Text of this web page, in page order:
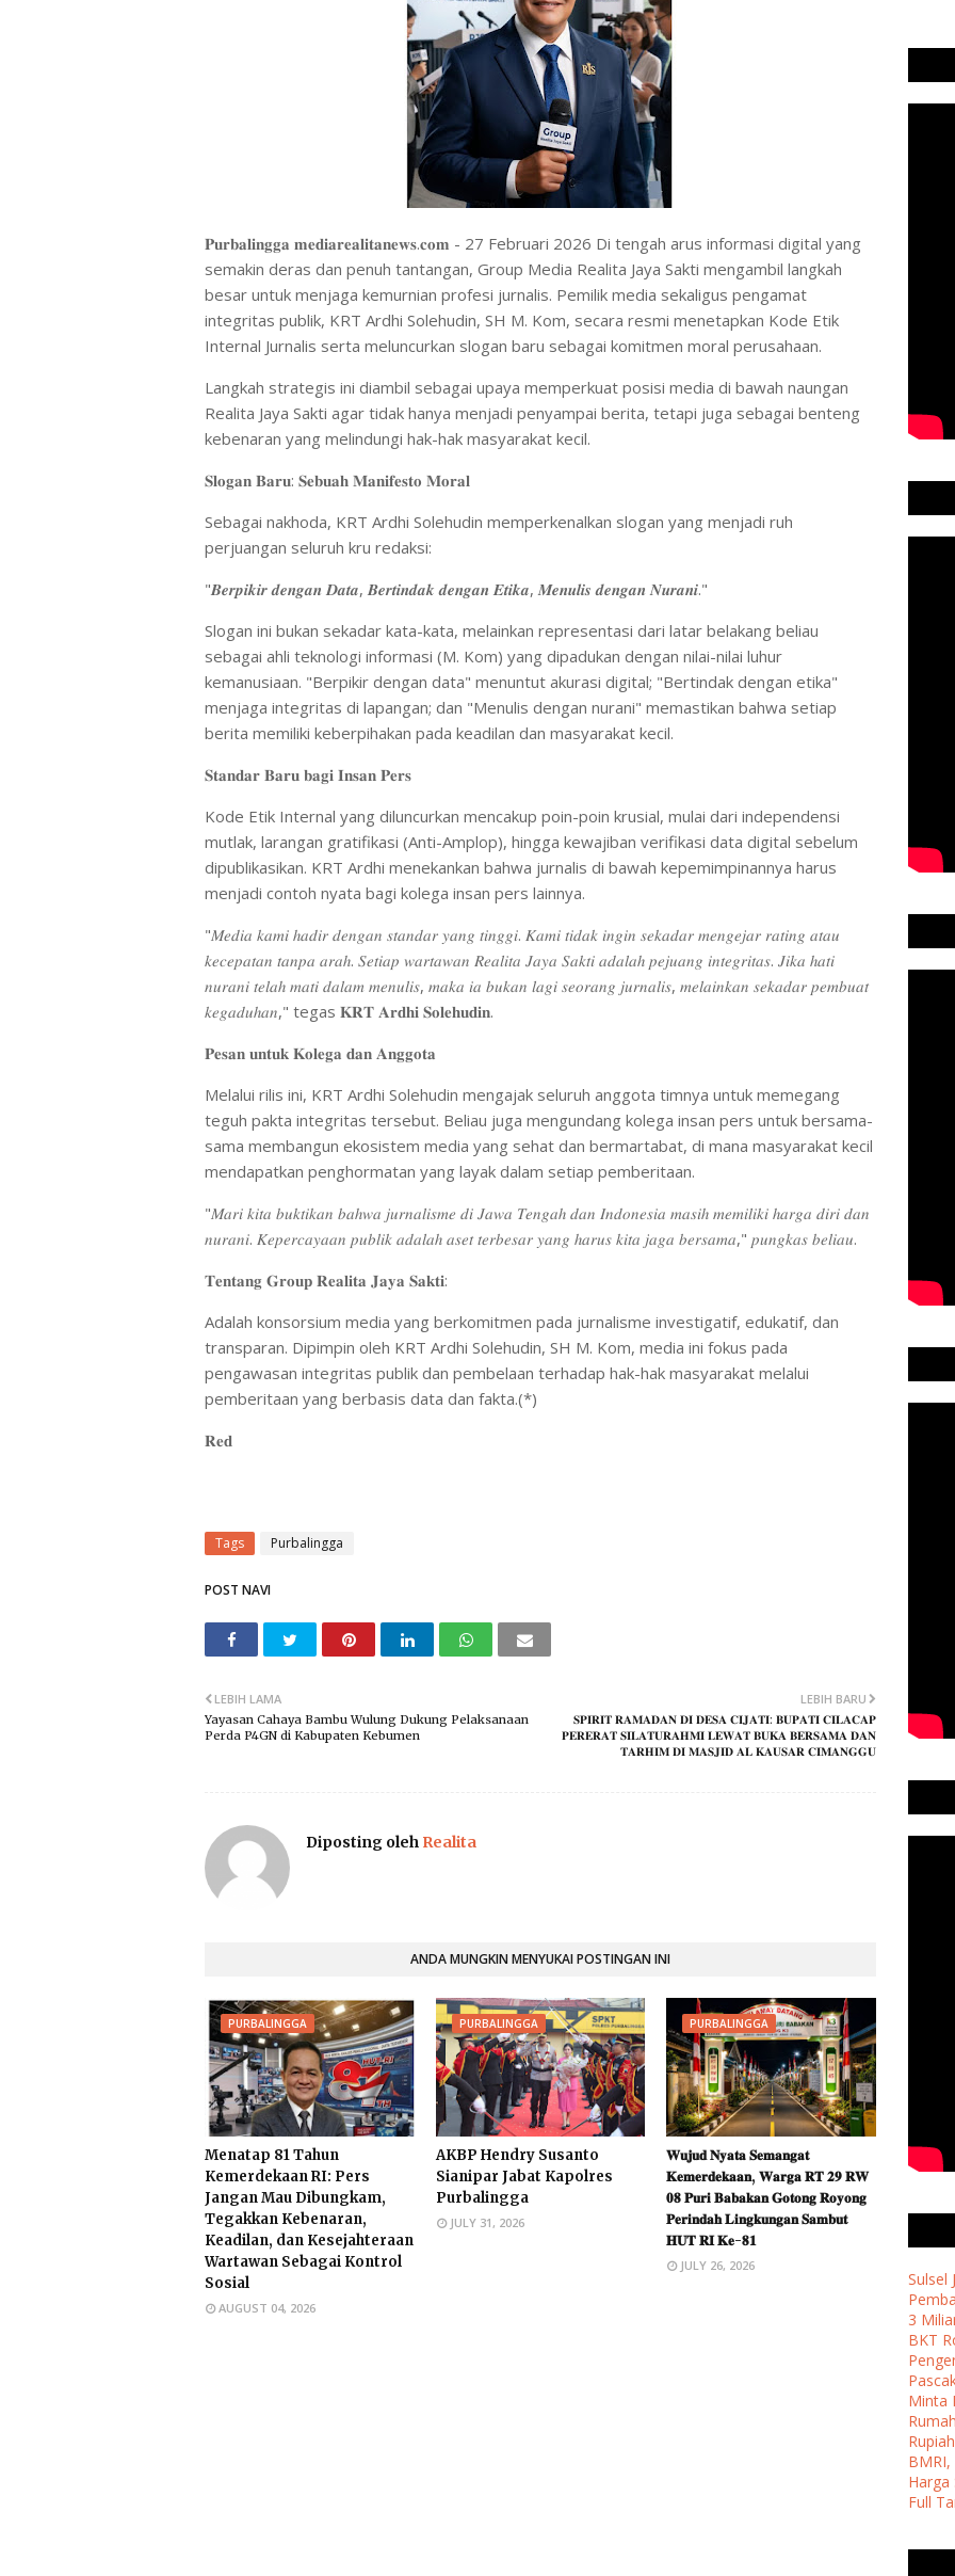
​𝐏𝐮𝐫𝐛𝐚𝐥𝐢𝐧𝐠𝐠𝐚 𝐦𝐞𝐝𝐢𝐚𝐫𝐞𝐚𝐥𝐢𝐭𝐚𝐧𝐞𝐰𝐬.𝐜𝐨𝐦 - 27 Februari 2026 Di tengah arus informasi digital yang
semakin deras dan penuh tantangan, Group Media Realita Jaya Sakti mengambil langkah
besar untuk menjaga kemurnian profesi jurnalis. Pemilik media sekaligus pengamat
integritas publik, KRT Ardhi Solehudin, SH M. Kom, secara resmi menetapkan Kode Etik
Internal Jurnalis serta meluncurkan slogan baru sebagai komitmen moral perusahaan.
Langkah strategis ini diambil sebagai upaya memperkuat posisi media di bawah naungan
Realita Jaya Sakti agar tidak hanya menjadi penyampai berita, tetapi juga sebagai benteng
kebenaran yang melindungi hak-hak masyarakat kecil.
​𝐒𝐥𝐨𝐠𝐚𝐧 𝐁𝐚𝐫𝐮: 𝐒𝐞𝐛𝐮𝐚𝐡 𝐌𝐚𝐧𝐢𝐟𝐞𝐬𝐭𝐨 𝐌𝐨𝐫𝐚𝐥
​Sebagai nakhoda, KRT Ardhi Solehudin memperkenalkan slogan yang menjadi ruh
perjuangan seluruh kru redaksi:
"𝑩𝒆𝒓𝒑𝒊𝒌𝒊𝒓 𝒅𝒆𝒏𝒈𝒂𝒏 𝑫𝒂𝒕𝒂, 𝑩𝒆𝒓𝒕𝒊𝒏𝒅𝒂𝒌 𝒅𝒆𝒏𝒈𝒂𝒏 𝑬𝒕𝒊𝒌𝒂, 𝑴𝒆𝒏𝒖𝒍𝒊𝒔 𝒅𝒆𝒏𝒈𝒂𝒏 𝑵𝒖𝒓𝒂𝒏𝒊."
Slogan ini bukan sekadar kata-kata, melainkan representasi dari latar belakang beliau
sebagai ahli teknologi informasi (M. Kom) yang dipadukan dengan nilai-nilai luhur
kemanusiaan. "Berpikir dengan data" menuntut akurasi digital; "Bertindak dengan etika"
menjaga integritas di lapangan; dan "Menulis dengan nurani" memastikan bahwa setiap
berita memiliki keberpihakan pada keadilan dan masyarakat kecil.
𝐒𝐭𝐚𝐧𝐝𝐚𝐫 𝐁𝐚𝐫𝐮 𝐛𝐚𝐠𝐢 𝐈𝐧𝐬𝐚𝐧 𝐏𝐞𝐫𝐬
​Kode Etik Internal yang diluncurkan mencakup poin-poin krusial, mulai dari independensi
mutlak, larangan gratifikasi (Anti-Amplop), hingga kewajiban verifikasi data digital sebelum
dipublikasikan. KRT Ardhi menekankan bahwa jurnalis di bawah kepemimpinannya harus
menjadi contoh nyata bagi kolega insan pers lainnya.
"𝑀𝑒𝑑𝑖𝑎 𝑘𝑎𝑚𝑖 ℎ𝑎𝑑𝑖𝑟 𝑑𝑒𝑛𝑔𝑎𝑛 𝑠𝑡𝑎𝑛𝑑𝑎𝑟 𝑦𝑎𝑛𝑔 𝑡𝑖𝑛𝑔𝑔𝑖. 𝐾𝑎𝑚𝑖 𝑡𝑖𝑑𝑎𝑘 𝑖𝑛𝑔𝑖𝑛 𝑠𝑒𝑘𝑎𝑑𝑎𝑟 𝑚𝑒𝑛𝑔𝑒𝑗𝑎𝑟 𝑟𝑎𝑡𝑖𝑛𝑔 𝑎𝑡𝑎𝑢
𝑘𝑒𝑐𝑒𝑝𝑎𝑡𝑎𝑛 𝑡𝑎𝑛𝑝𝑎 𝑎𝑟𝑎ℎ. 𝑆𝑒𝑡𝑖𝑎𝑝 𝑤𝑎𝑟𝑡𝑎𝑤𝑎𝑛 𝑅𝑒𝑎𝑙𝑖𝑡𝑎 𝐽𝑎𝑦𝑎 𝑆𝑎𝑘𝑡𝑖 𝑎𝑑𝑎𝑙𝑎ℎ 𝑝𝑒𝑗𝑢𝑎𝑛𝑔 𝑖𝑛𝑡𝑒𝑔𝑟𝑖𝑡𝑎𝑠. 𝐽𝑖𝑘𝑎 ℎ𝑎𝑡𝑖
𝑛𝑢𝑟𝑎𝑛𝑖 𝑡𝑒𝑙𝑎ℎ 𝑚𝑎𝑡𝑖 𝑑𝑎𝑙𝑎𝑚 𝑚𝑒𝑛𝑢𝑙𝑖𝑠, 𝑚𝑎𝑘𝑎 𝑖𝑎 𝑏𝑢𝑘𝑎𝑛 𝑙𝑎𝑔𝑖 𝑠𝑒𝑜𝑟𝑎𝑛𝑔 𝑗𝑢𝑟𝑛𝑎𝑙𝑖𝑠, 𝑚𝑒𝑙𝑎𝑖𝑛𝑘𝑎𝑛 𝑠𝑒𝑘𝑎𝑑𝑎𝑟 𝑝𝑒𝑚𝑏𝑢𝑎𝑡
𝑘𝑒𝑔𝑎𝑑𝑢ℎ𝑎𝑛," tegas 𝐊𝐑𝐓 𝐀𝐫𝐝𝐡𝐢 𝐒𝐨𝐥𝐞𝐡𝐮𝐝𝐢𝐧.
𝐏𝐞𝐬𝐚𝐧 𝐮𝐧𝐭𝐮𝐤 𝐊𝐨𝐥𝐞𝐠𝐚 𝐝𝐚𝐧 𝐀𝐧𝐠𝐠𝐨𝐭𝐚
​Melalui rilis ini, KRT Ardhi Solehudin mengajak seluruh anggota timnya untuk memegang
teguh pakta integritas tersebut. Beliau juga mengundang kolega insan pers untuk bersama-
sama membangun ekosistem media yang sehat dan bermartabat, di mana masyarakat kecil
mendapatkan penghormatan yang layak dalam setiap pemberitaan.
"𝑀𝑎𝑟𝑖 𝑘𝑖𝑡𝑎 𝑏𝑢𝑘𝑡𝑖𝑘𝑎𝑛 𝑏𝑎ℎ𝑤𝑎 𝑗𝑢𝑟𝑛𝑎𝑙𝑖𝑠𝑚𝑒 𝑑𝑖 𝐽𝑎𝑤𝑎 𝑇𝑒𝑛𝑔𝑎ℎ 𝑑𝑎𝑛 𝐼𝑛𝑑𝑜𝑛𝑒𝑠𝑖𝑎 𝑚𝑎𝑠𝑖ℎ 𝑚𝑒𝑚𝑖𝑙𝑖𝑘𝑖 ℎ𝑎𝑟𝑔𝑎 𝑑𝑖𝑟𝑖 𝑑𝑎𝑛
𝑛𝑢𝑟𝑎𝑛𝑖. 𝐾𝑒𝑝𝑒𝑟𝑐𝑎𝑦𝑎𝑎𝑛 𝑝𝑢𝑏𝑙𝑖𝑘 𝑎𝑑𝑎𝑙𝑎ℎ 𝑎𝑠𝑒𝑡 𝑡𝑒𝑟𝑏𝑒𝑠𝑎𝑟 𝑦𝑎𝑛𝑔 ℎ𝑎𝑟𝑢𝑠 𝑘𝑖𝑡𝑎 𝑗𝑎𝑔𝑎 𝑏𝑒𝑟𝑠𝑎𝑚𝑎," 𝑝𝑢𝑛𝑔𝑘𝑎𝑠 𝑏𝑒𝑙𝑖𝑎𝑢.
𝐓𝐞𝐧𝐭𝐚𝐧𝐠 𝐆𝐫𝐨𝐮𝐩 𝐑𝐞𝐚𝐥𝐢𝐭𝐚 𝐉𝐚𝐲𝐚 𝐒𝐚𝐤𝐭𝐢:
Adalah konsorsium media yang berkomitmen pada jurnalisme investigatif, edukatif, dan
transparan. Dipimpin oleh KRT Ardhi Solehudin, SH M. Kom, media ini fokus pada
pengawasan integritas publik dan pembelaan terhadap hak-hak masyarakat melalui
pemberitaan yang berbasis data dan fakta.(*)
𝐑𝐞𝐝
Tags Purbalingga
POST NAVI
LEBIH BARU
𝐒𝐏𝐈𝐑𝐈𝐓 𝐑𝐀𝐌𝐀𝐃𝐀𝐍 𝐃𝐈 𝐃𝐄𝐒𝐀 𝐂𝐈𝐉𝐀𝐓𝐈: 𝐁𝐔𝐏𝐀𝐓𝐈 𝐂𝐈𝐋𝐀𝐂𝐀𝐏
𝐏𝐄𝐑𝐄𝐑𝐀𝐓 𝐒𝐈𝐋𝐀𝐓𝐔𝐑𝐀𝐇𝐌𝐈 𝐋𝐄𝐖𝐀𝐓 𝐁𝐔𝐊𝐀 𝐁𝐄𝐑𝐒𝐀𝐌𝐀 𝐃𝐀𝐍
𝐓𝐀𝐑𝐇𝐈𝐌 𝐃𝐈 𝐌𝐀𝐒𝐉𝐈𝐃 𝐀𝐋 𝐊𝐀𝐔𝐒𝐀𝐑 𝐂𝐈𝐌𝐀𝐍𝐆𝐆𝐔
LEBIH LAMA
Yayasan Cahaya Bambu Wulung Dukung Pelaksanaan
Perda P4GN di Kabupaten Kebumen
Diposting oleh Realita
ANDA MUNGKIN MENYUKAI POSTINGAN INI
PURBALINGGA
Menatap 81 Tahun
Kemerdekaan RI: Pers
Jangan Mau Dibungkam,
Tegakkan Kebenaran,
Keadilan, dan Kesejahteraan
Wartawan Sebagai Kontrol
Sosial
AUGUST 04, 2026
PURBALINGGA
AKBP Hendry Susanto
Sianipar Jabat Kapolres
Purbalingga
JULY 31, 2026
PURBALINGGA
𝐖𝐮𝐣𝐮𝐝 𝐍𝐲𝐚𝐭𝐚 𝐒𝐞𝐦𝐚𝐧𝐠𝐚𝐭
𝐊𝐞𝐦𝐞𝐫𝐝𝐞𝐤𝐚𝐚𝐧, 𝐖𝐚𝐫𝐠𝐚 𝐑𝐓 𝟐𝟗 𝐑𝐖
𝟎𝟖 𝐏𝐮𝐫𝐢 𝐁𝐚𝐛𝐚𝐤𝐚𝐧 𝐆𝐨𝐭𝐨𝐧𝐠 𝐑𝐨𝐲𝐨𝐧𝐠
𝐏𝐞𝐫𝐢𝐧𝐝𝐚𝐡 𝐋𝐢𝐧𝐠𝐤𝐮𝐧𝐠𝐚𝐧 𝐒𝐚𝐦𝐛𝐮𝐭
𝐇𝐔𝐓 𝐑𝐈 𝐊𝐞-𝟖𝟏 ​
JULY 26, 2026
Sulsel
3
BKT
Minta
Rumah
Harga
Full